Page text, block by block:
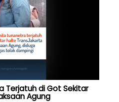
Terjatuh di Got Sekitar
Agung